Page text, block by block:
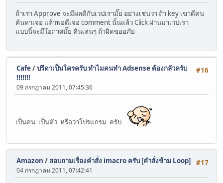
ถ้าเรา Approve จะมีผลดีกับเวปเรามั๊ย อย่างเช่นว่า ถ้า key เขาดีคน
ค้นหาเจอ แล้วพอดีเจอ comment นั้นแล้ว Click ผ่านมาเวปเรา
แบบนี้จะมีโอกาศมั๊ย คินเล่นๆ ถ้าผิดขออภัย
#16
Cafe/ปรีดาเป็นใครครับ ทำไมคนทำ Adsense ต้องกลัวครับ
!!!!!!!
09 กรกฎาคม 2011, 07:45:36
เป็นคน เป็นตัว หรือว่าโปรแกรม ครับ
#17
Amazon / สอบถามเรื่องคำสั่ง imacro ครับ [คำสั่งข้าม Loop]
04 กรกฎาคม 2011, 07:42:41